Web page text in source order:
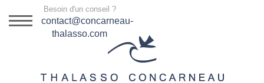
DESTINATION
SÉJOURS THALASSO
Besoin d'un conseil ?
contact@concarneau-
thalasso.com